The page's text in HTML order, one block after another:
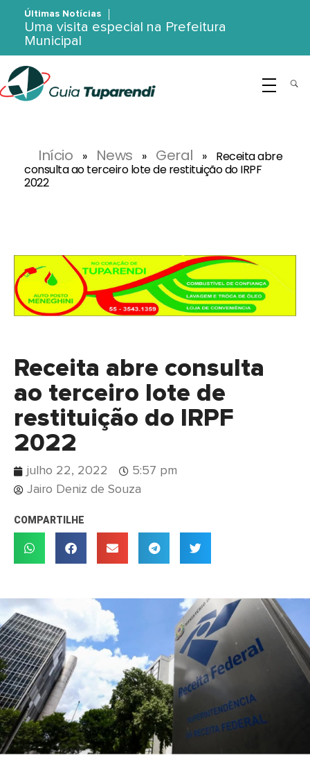
Últimas Notícias
Uma visita especial na Prefeitura
Municipal
Início » News » Geral »
Receita abre
consulta ao terceiro lote de restituição do IRPF
2022
Receita abre consulta
ao terceiro lote de
restituição do IRPF
2022
julho 22, 2022
5:57 pm
Jairo Deniz de Souza
COMPARTILHE